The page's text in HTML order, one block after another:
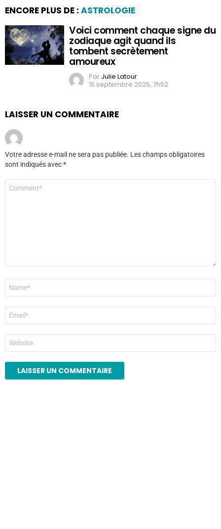
ENCORE PLUS DE : ASTROLOGIE
Voici comment chaque signe du
zodiaque agit quand ils
tombent secrètement
amoureux
Par Julie Latour
15 septembre 2025, 7h52
LAISSER UN COMMENTAIRE
Votre adresse e-mail ne sera pas publiée. Les champs obligatoires
sont indiqués avec*
mail
*
Site
web